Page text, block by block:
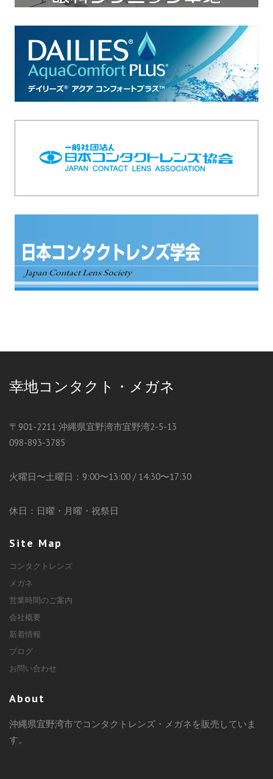
幸地コンタクト・メガネ
〒901-2211 沖縄県宜野湾市宜野湾2-5-13
098-893-3785
火曜日〜土曜日：9:00〜13:00 / 14:30〜17:30
休日：日曜・月曜・祝祭日
Site Map
コンタクトレンズ
メガネ
営業時間のご案内
会社概要
新着情報
ブログ
お問い合わせ
About
沖縄県宜野湾市でコンタクトレンズ・メガネを販売していま
す。